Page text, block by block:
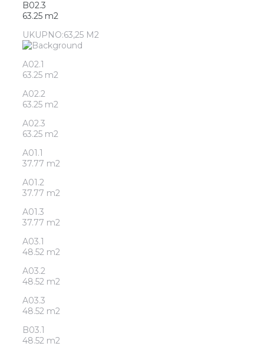
B02.3
63.25 m2
UKUPNO:63,25 M2
A02.1
63.25 m2
A02.2
63.25 m2
A02.3
63.25 m2
A01.1
37.77 m2
A01.2
37.77 m2
A01.3
37.77 m2
A03.1
48.52 m2
A03.2
48.52 m2
A03.3
48.52 m2
B03.1
48.52 m2